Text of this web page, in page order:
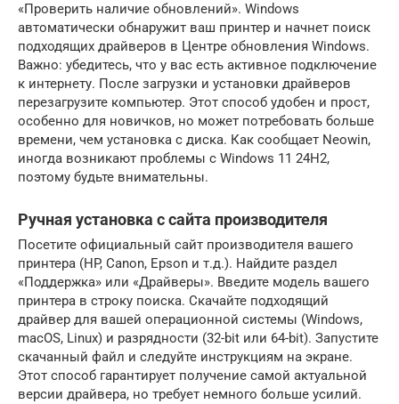
«Проверить наличие обновлений». Windows
автоматически обнаружит ваш принтер и начнет поиск
подходящих драйверов в Центре обновления Windows.
Важно: убедитесь, что у вас есть активное подключение
к интернету. После загрузки и установки драйверов
перезагрузите компьютер. Этот способ удобен и прост,
особенно для новичков, но может потребовать больше
времени, чем установка с диска. Как сообщает Neowin,
иногда возникают проблемы с Windows 11 24H2,
поэтому будьте внимательны.
Ручная установка с сайта производителя
Посетите официальный сайт производителя вашего
принтера (HP, Canon, Epson и т.д.). Найдите раздел
«Поддержка» или «Драйверы». Введите модель вашего
принтера в строку поиска. Скачайте подходящий
драйвер для вашей операционной системы (Windows,
macOS, Linux) и разрядности (32-bit или 64-bit). Запустите
скачанный файл и следуйте инструкциям на экране.
Этот способ гарантирует получение самой актуальной
версии драйвера, но требует немного больше усилий.